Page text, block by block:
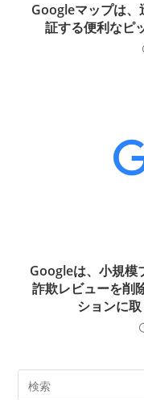
Googleマップは
証する便利なピ
Googleは、小規模
詐欺レビューを削
ションに